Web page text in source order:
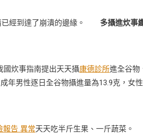
經到達了崩潰的邊緣。
多攝進炊事
炊事指南提出天天攝康德診所進全谷物
年男性逐日全谷物攝進量為13.9克，女
報告 異常天天吃半斤生果、一斤蔬菜。